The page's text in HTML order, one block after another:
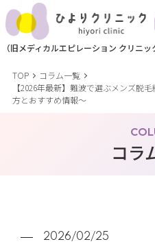
（旧メディカルエピレーション クリニッ
TOP
コラム一覧
【2026年最新】難波で選ぶメンズ脱
方とおすすめ情報～
コラ
2026/02/25